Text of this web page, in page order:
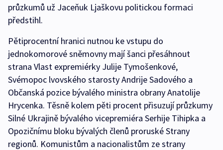
průzkumů už Jaceňuk Ljaškovu politickou formaci
předstihl.
Pětiprocentní hranici nutnou ke vstupu do
jednokomorové sněmovny mají šanci přesáhnout
strana Vlast expremiérky Julije Tymošenkové,
Svémopoc lvovského starosty Andrije Sadového a
Občanská pozice bývalého ministra obrany Anatolije
Hrycenka. Těsně kolem pěti procent přisuzují průzkumy
Silné Ukrajině bývalého vicepremiéra Serhije Tihipka a
Opozičnímu bloku bývalých členů proruské Strany
regionů. Komunistům a nacionalistům ze strany